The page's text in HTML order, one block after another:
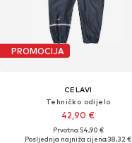
PROMOCIJA
CELAVI
Tehničko odijelo
42,90 €
Prvotno: 54,90 €
Posljednja najniža cijena:38,32 €